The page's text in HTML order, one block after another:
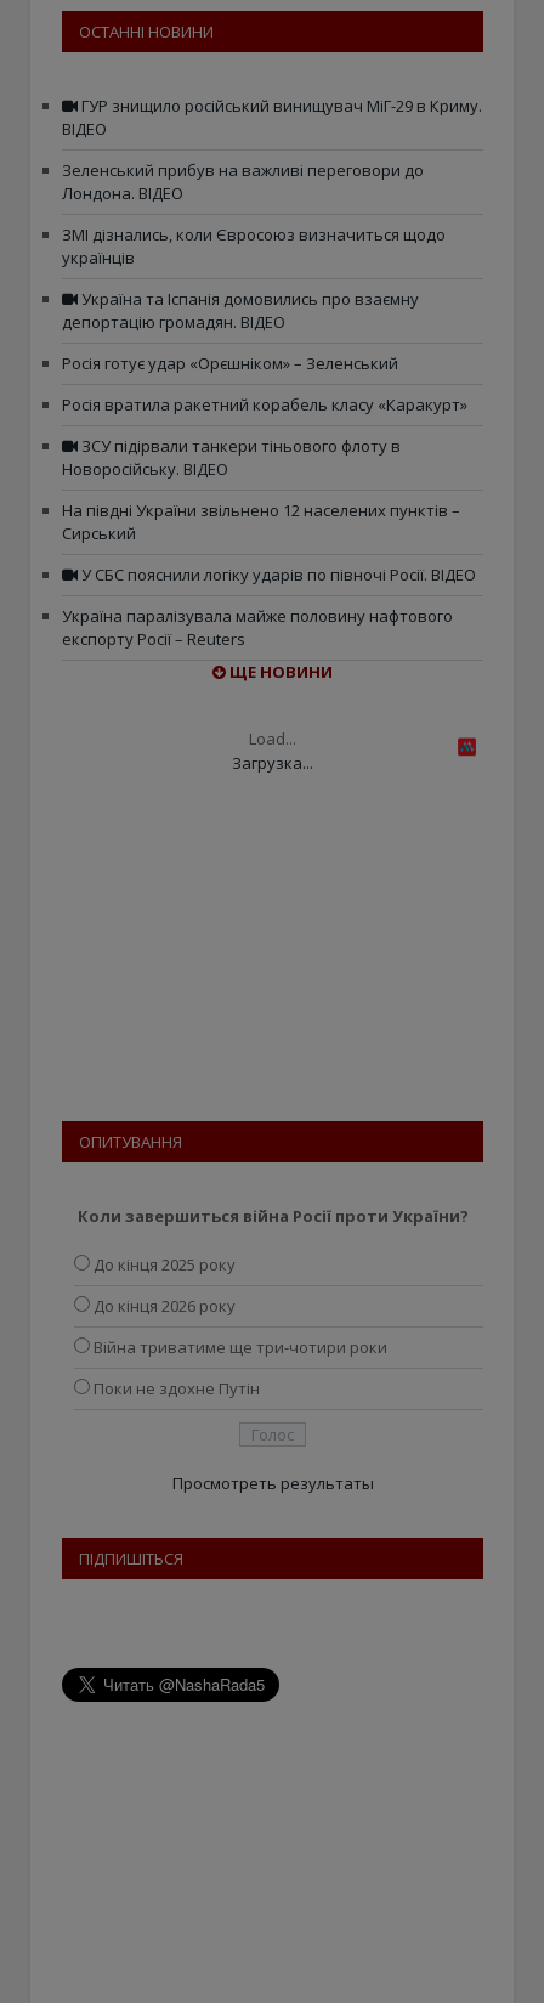
ОСТАННІ НОВИНИ
ГУР знищило російський винищувач МіГ-29 в Криму.
ВІДЕО
Зеленський прибув на важливі переговори до
Лондона. ВІДЕО
ЗМІ дізнались, коли Євросоюз визначиться щодо
українців
Україна та Іспанія домовились про взаємну
депортацію громадян. ВІДЕО
Росія готує удар «Орєшніком» – Зеленський
Росія вратила ракетний корабель класу «Каракурт»
ЗСУ підірвали танкери тіньового флоту в
Новоросійську. ВІДЕО
На півдні України звільнено 12 населених пунктів –
Сирський
У СБС пояснили логіку ударів по півночі Росії. ВІДЕО
Україна паралізувала майже половину нафтового
експорту Росії – Reuters
ЩЕ НОВИНИ
Load...
Загрузка...
ОПИТУВАННЯ
Коли завершиться війна Росії проти України?
До кінця 2025 року
До кінця 2026 року
Війна триватиме ще три-чотири роки
Поки не здохне Путін
Просмотреть результаты
ПІДПИШІТЬСЯ